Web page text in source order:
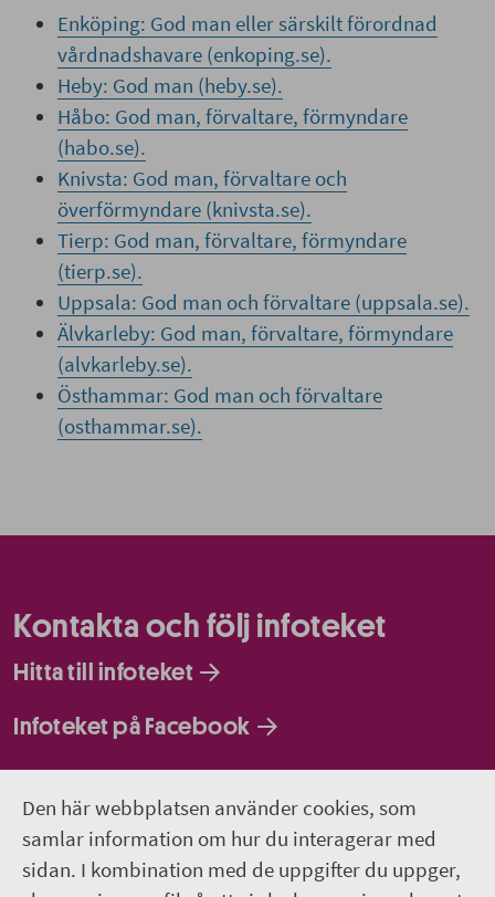
Den här webbplatsen använder cookies, som
samlar information om hur du interagerar med
sidan. I kombination med de uppgifter du uppger,
Enköping: God man eller särskilt förordnad
vårdnadshavare (enkoping.se).
Heby: God man (heby.se).
Håbo: God man, förvaltare, förmyndare
(habo.se).
Knivsta: God man, förvaltare och
överförmyndare (knivsta.se).
Tierp: God man, förvaltare, förmyndare
(tierp.se).
Uppsala: God man och förvaltare (uppsala.se).
Älvkarleby: God man, förvaltare, förmyndare
(alvkarleby.se).
Östhammar: God man och förvaltare
(osthammar.se).
Kontakta och följ infoteket
Hitta till infoteket
Infoteket på Facebook
Infoteket Play - vår egen filmkanal
018-611 66 77